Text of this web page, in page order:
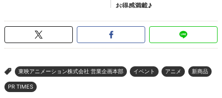
> 東映アニメーション株式会社 営業企画本部 イベント アニメ 新商品
PR TIMES